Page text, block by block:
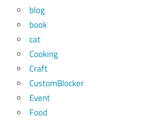
blog
book
cat
Cooking
Craft
CustomBlocker
Event
Food